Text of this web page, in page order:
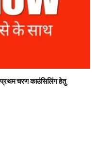
चरण काउंसिलिंग हेतु